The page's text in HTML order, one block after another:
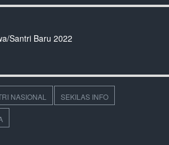
Santri Baru 2022
NASIONAL SEKILAS INFO